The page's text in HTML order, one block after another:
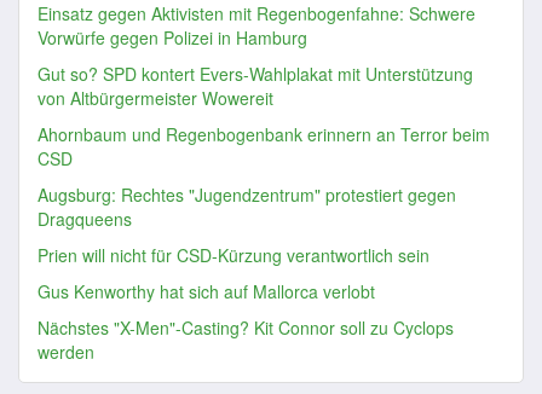
Einsatz gegen Aktivisten mit Regenbogenfahne: Schwere
Vorwürfe gegen Polizei in Hamburg
Gut so? SPD kontert Evers-Wahlplakat mit Unterstützung
von Altbürgermeister Wowereit
Ahornbaum und Regenbogenbank erinnern an Terror beim
CSD
Augsburg: Rechtes "Jugendzentrum" protestiert gegen
Dragqueens
Prien will nicht für CSD-Kürzung verantwortlich sein
Gus Kenworthy hat sich auf Mallorca verlobt
Nächstes "X-Men"-Casting? Kit Connor soll zu Cyclops
werden